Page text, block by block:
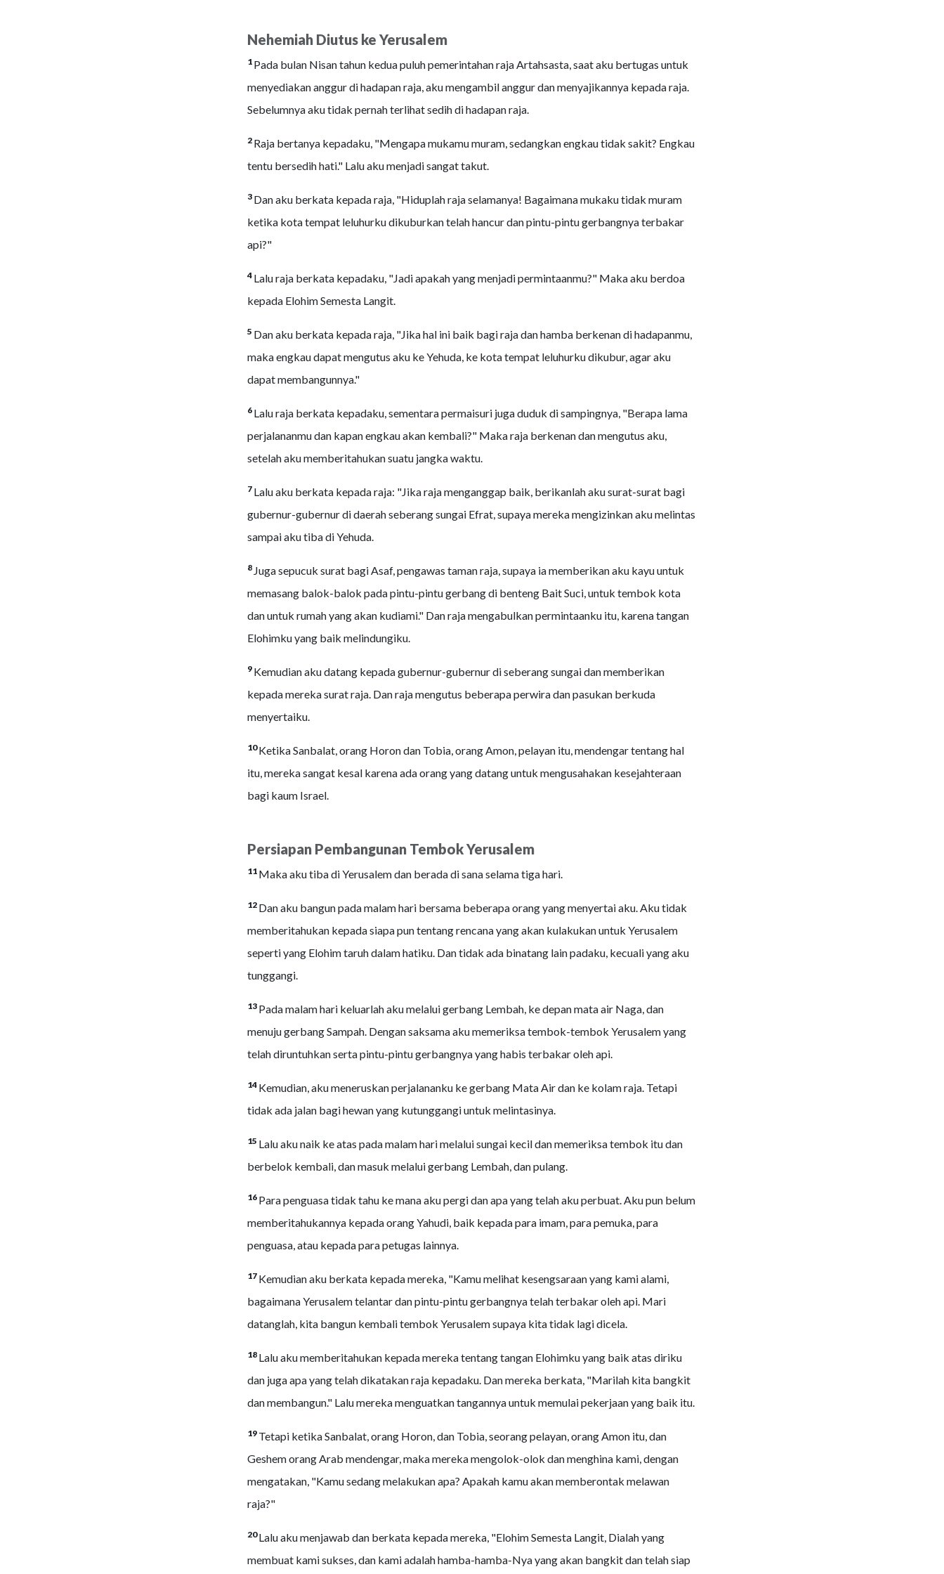
Nehemiah Diutus ke Yerusalem
1 Pada bulan Nisan tahun kedua puluh pemerintahan raja Artahsasta, saat aku bertugas untuk
menyediakan anggur di hadapan raja, aku mengambil anggur dan menyajikannya kepada raja.
Sebelumnya aku tidak pernah terlihat sedih di hadapan raja.
2 Raja bertanya kepadaku, "Mengapa mukamu muram, sedangkan engkau tidak sakit? Engkau
tentu bersedih hati." Lalu aku menjadi sangat takut.
3 Dan aku berkata kepada raja, "Hiduplah raja selamanya! Bagaimana mukaku tidak muram
ketika kota tempat leluhurku dikuburkan telah hancur dan pintu-pintu gerbangnya terbakar
api?"
4 Lalu raja berkata kepadaku, "Jadi apakah yang menjadi permintaanmu?" Maka aku berdoa
kepada Elohim Semesta Langit.
5 Dan aku berkata kepada raja, "Jika hal ini baik bagi raja dan hamba berkenan di hadapanmu,
maka engkau dapat mengutus aku ke Yehuda, ke kota tempat leluhurku dikubur, agar aku
dapat membangunnya."
6 Lalu raja berkata kepadaku, sementara permaisuri juga duduk di sampingnya, "Berapa lama
perjalananmu dan kapan engkau akan kembali?" Maka raja berkenan dan mengutus aku,
setelah aku memberitahukan suatu jangka waktu.
7 Lalu aku berkata kepada raja: "Jika raja menganggap baik, berikanlah aku surat-surat bagi
gubernur-gubernur di daerah seberang sungai Efrat, supaya mereka mengizinkan aku melintas
sampai aku tiba di Yehuda.
8 Juga sepucuk surat bagi Asaf, pengawas taman raja, supaya ia memberikan aku kayu untuk
memasang balok-balok pada pintu-pintu gerbang di benteng Bait Suci, untuk tembok kota
dan untuk rumah yang akan kudiami." Dan raja mengabulkan permintaanku itu, karena tangan
Elohimku yang baik melindungiku.
9 Kemudian aku datang kepada gubernur-gubernur di seberang sungai dan memberikan
kepada mereka surat raja. Dan raja mengutus beberapa perwira dan pasukan berkuda
menyertaiku.
10Ketika Sanbalat, orang Horon dan Tobia, orang Amon, pelayan itu, mendengar tentang hal
itu, mereka sangat kesal karena ada orang yang datang untuk mengusahakan kesejahteraan
bagi kaum Israel.
Persiapan Pembangunan Tembok Yerusalem
11 Maka aku tiba di Yerusalem dan berada di sana selama tiga hari.
12 Dan aku bangun pada malam hari bersama beberapa orang yang menyertai aku. Aku tidak
memberitahukan kepada siapa pun tentang rencana yang akan kulakukan untuk Yerusalem
seperti yang Elohim taruh dalam hatiku. Dan tidak ada binatang lain padaku, kecuali yang aku
tunggangi.
13 Pada malam hari keluarlah aku melalui gerbang Lembah, ke depan mata air Naga, dan
menuju gerbang Sampah. Dengan saksama aku memeriksa tembok-tembok Yerusalem yang
telah diruntuhkan serta pintu-pintu gerbangnya yang habis terbakar oleh api.
14 Kemudian, aku meneruskan perjalananku ke gerbang Mata Air dan ke kolam raja. Tetapi
tidak ada jalan bagi hewan yang kutunggangi untuk melintasinya.
15 Lalu aku naik ke atas pada malam hari melalui sungai kecil dan memeriksa tembok itu dan
berbelok kembali, dan masuk melalui gerbang Lembah, dan pulang.
16 Para penguasa tidak tahu ke mana aku pergi dan apa yang telah aku perbuat. Aku pun belum
memberitahukannya kepada orang Yahudi, baik kepada para imam, para pemuka, para
penguasa, atau kepada para petugas lainnya.
17 Kemudian aku berkata kepada mereka, "Kamu melihat kesengsaraan yang kami alami,
bagaimana Yerusalem telantar dan pintu-pintu gerbangnya telah terbakar oleh api. Mari
datanglah, kita bangun kembali tembok Yerusalem supaya kita tidak lagi dicela.
18 Lalu aku memberitahukan kepada mereka tentang tangan Elohimku yang baik atas diriku
dan juga apa yang telah dikatakan raja kepadaku. Dan mereka berkata, "Marilah kita bangkit
dan membangun." Lalu mereka menguatkan tangannya untuk memulai pekerjaan yang baik itu.
19 Tetapi ketika Sanbalat, orang Horon, dan Tobia, seorang pelayan, orang Amon itu, dan
Geshem orang Arab mendengar, maka mereka mengolok-olok dan menghina kami, dengan
mengatakan, "Kamu sedang melakukan apa? Apakah kamu akan memberontak melawan
raja?"
20Lalu aku menjawab dan berkata kepada mereka, "Elohim Semesta Langit, Dialah yang
membuat kami sukses, dan kami adalah hamba-hamba-Nya yang akan bangkit dan telah siap